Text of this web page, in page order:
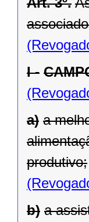
I -
a) a
produ­tivo;
b) a